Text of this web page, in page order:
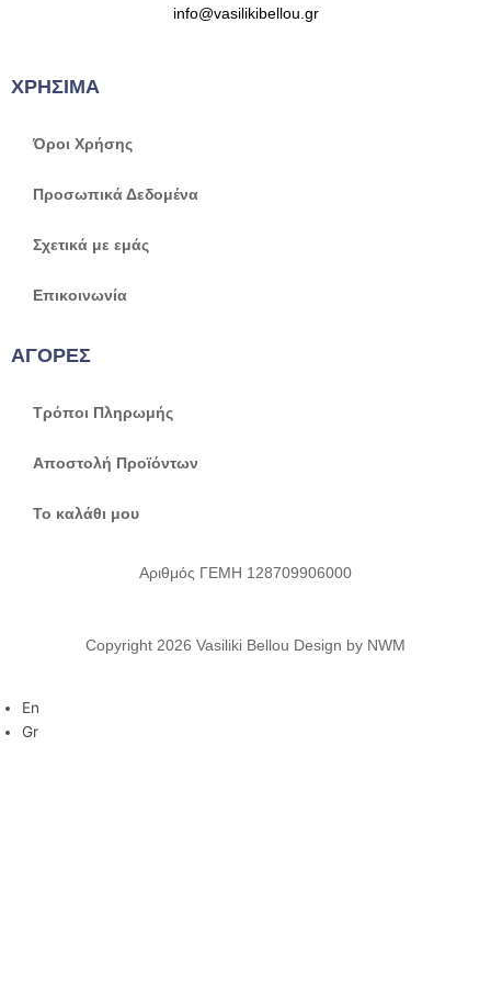
info@vasilikibellou.gr
ΧΡΗΣΙΜΑ
Όροι Χρήσης
Προσωπικά Δεδομένα
Σχετικά με εμάς
Επικοινωνία
ΑΓΟΡΕΣ
Τρόποι Πληρωμής
Αποστολή Προϊόντων
Το καλάθι μου
Αριθμός ΓΕΜΗ 128709906000
Copyright 2026 Vasiliki Bellou Design by NWM
En
Gr